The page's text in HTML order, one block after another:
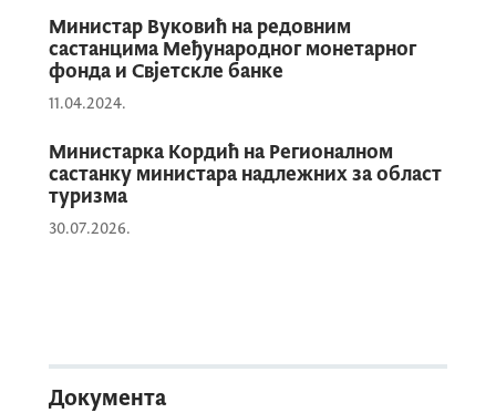
Министар Вуковић на редовним
састанцима Међународног монетарног
фонда и Свјетскле банке
11.04.2024.
Министарка Кордић на Регионалном
састанку министара надлежних за област
туризма
30.07.2026.
Документа